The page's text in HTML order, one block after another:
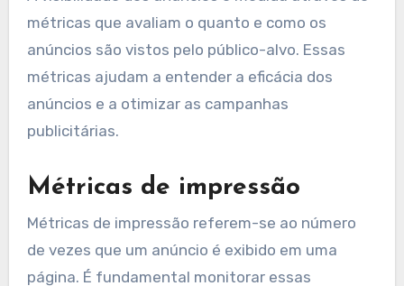
Como medir a
visibilidade dos
anúncios?
métricas que avaliam o quanto e como os
métricas ajudam a entender a eficácia dos
anúncios e a otimizar as campanhas